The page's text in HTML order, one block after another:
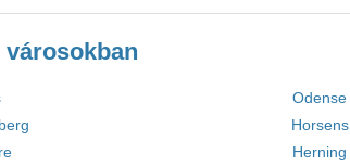
városokban
Odense
Horsens
Herning